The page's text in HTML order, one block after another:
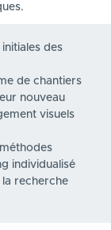
des
de chantiers
nouveau
visuels
individualisé
recherche